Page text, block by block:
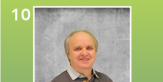
10